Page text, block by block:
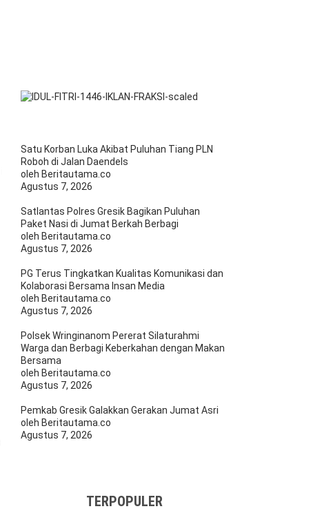
Satu Korban Luka Akibat Puluhan Tiang PLN
Roboh di Jalan Daendels
oleh Beritautama.co
Agustus 7, 2026
Satlantas Polres Gresik Bagikan Puluhan
Paket Nasi di Jumat Berkah Berbagi
oleh Beritautama.co
Agustus 7, 2026
PG Terus Tingkatkan Kualitas Komunikasi dan
Kolaborasi Bersama Insan Media
oleh Beritautama.co
Agustus 7, 2026
Polsek Wringinanom Pererat Silaturahmi
Warga dan Berbagi Keberkahan dengan Makan
Bersama
oleh Beritautama.co
Agustus 7, 2026
Pemkab Gresik Galakkan Gerakan Jumat Asri
oleh Beritautama.co
Agustus 7, 2026
TERPOPULER